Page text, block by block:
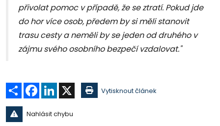
přivolat pomoc v případě, že se ztratí. Pokud jde
do hor více osob, předem by si měli stanovit
trasu cesty a neměli by se jeden od druhého v
zájmu svého osobního bezpečí vzdalovat."
Sdílet Facebook
LinkedIn Vytisknout článek
Nahlásit chybu